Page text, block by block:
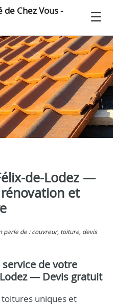
Chez Vous -
de-Lodez —
et
parle de : couvreur, toiture, devis
de votre
— Devis gratuit
uniques et